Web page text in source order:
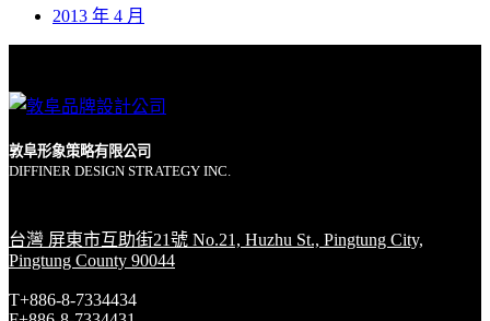
2013 年 4 月
敦阜形象策略有限公司
DIFFINER DESIGN STRATEGY INC.
台灣 屏東市互助街21號 No.21, Huzhu St., Pingtung City,
Pingtung County 90044
T+886-8-7334434